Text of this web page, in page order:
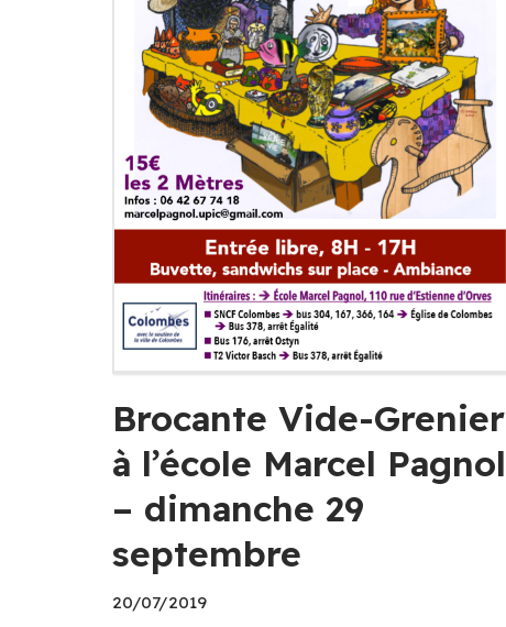
Brocante Vide-Grenier
à l’école Marcel Pagnol
– dimanche 29
septembre
20/07/2019